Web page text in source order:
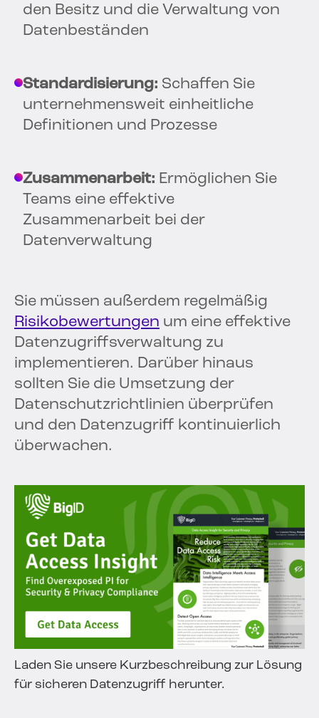
den Besitz und die Verwaltung von
Datenbeständen
Standardisierung: Schaffen Sie
unternehmensweit einheitliche
Definitionen und Prozesse
Zusammenarbeit: Ermöglichen Sie
Teams eine effektive
Zusammenarbeit bei der
Datenverwaltung
Sie müssen außerdem regelmäßig
Risikobewertungen um eine effektive
Datenzugriffsverwaltung zu
implementieren. Darüber hinaus
sollten Sie die Umsetzung der
Datenschutzrichtlinien überprüfen
und den Datenzugriff kontinuierlich
überwachen.
Laden Sie unsere Kurzbeschreibung zur Lösung
für sicheren Datenzugriff herunter.